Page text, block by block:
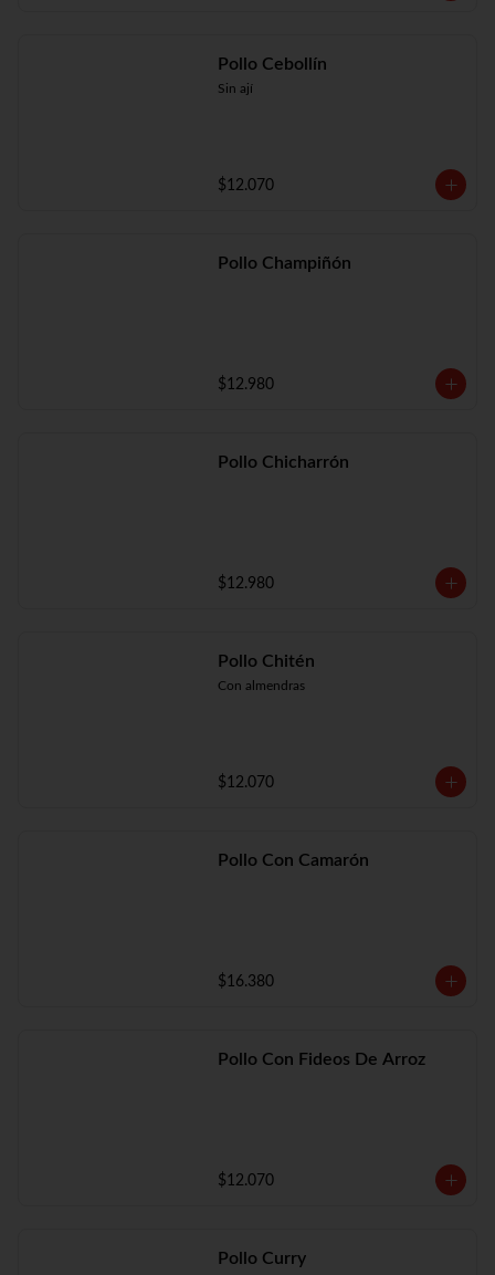
Pollo Cebollín
Sin ají
$12.070
Pollo Champiñón
$12.980
Pollo Chicharrón
$12.980
Pollo Chitén
Con almendras
$12.070
Pollo Con Camarón
$16.380
Pollo Con Fideos De Arroz
$12.070
Pollo Curry